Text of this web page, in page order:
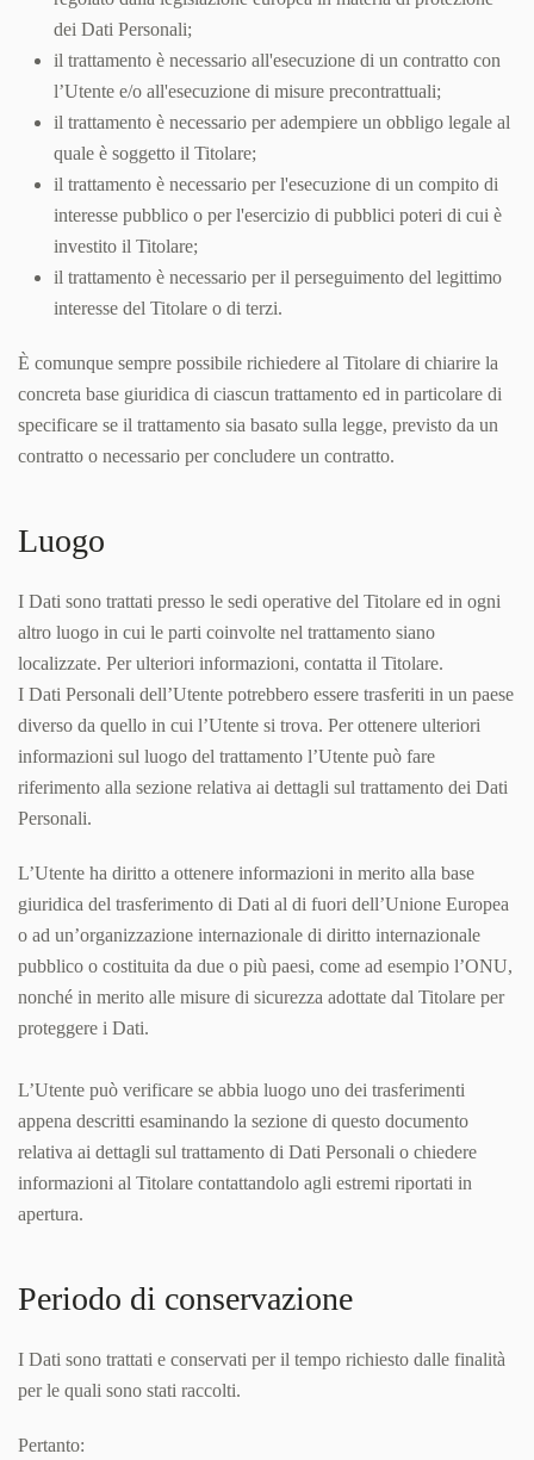
dei Dati Personali;
il trattamento è necessario all'esecuzione di un contratto con
l’Utente e/o all'esecuzione di misure precontrattuali;
il trattamento è necessario per adempiere un obbligo legale al
quale è soggetto il Titolare;
il trattamento è necessario per l'esecuzione di un compito di
interesse pubblico o per l'esercizio di pubblici poteri di cui è
investito il Titolare;
il trattamento è necessario per il perseguimento del legittimo
interesse del Titolare o di terzi.
È comunque sempre possibile richiedere al Titolare di chiarire la
concreta base giuridica di ciascun trattamento ed in particolare di
specificare se il trattamento sia basato sulla legge, previsto da un
contratto o necessario per concludere un contratto.
Luogo
I Dati sono trattati presso le sedi operative del Titolare ed in ogni
altro luogo in cui le parti coinvolte nel trattamento siano
localizzate. Per ulteriori informazioni, contatta il Titolare.
I Dati Personali dell’Utente potrebbero essere trasferiti in un paese
diverso da quello in cui l’Utente si trova. Per ottenere ulteriori
informazioni sul luogo del trattamento l’Utente può fare
riferimento alla sezione relativa ai dettagli sul trattamento dei Dati
Personali.
L’Utente ha diritto a ottenere informazioni in merito alla base
giuridica del trasferimento di Dati al di fuori dell’Unione Europea
o ad un’organizzazione internazionale di diritto internazionale
pubblico o costituita da due o più paesi, come ad esempio l’ONU,
nonché in merito alle misure di sicurezza adottate dal Titolare per
proteggere i Dati.
L’Utente può verificare se abbia luogo uno dei trasferimenti
appena descritti esaminando la sezione di questo documento
relativa ai dettagli sul trattamento di Dati Personali o chiedere
informazioni al Titolare contattandolo agli estremi riportati in
apertura.
Periodo di conservazione
I Dati sono trattati e conservati per il tempo richiesto dalle finalità
per le quali sono stati raccolti.
Pertanto: